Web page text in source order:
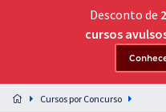
Acesso ilimitado a toda
Preparação completa e intensiva
residências em saúde do Brasil
Desconto de
cursos
Cursos por Concurso